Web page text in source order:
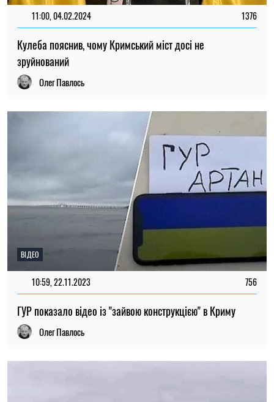
11:00, 04.02.2024 1376
Кулеба пояснив, чому Кримський міст досі не
зруйнований
Олег Павлось
ВІДЕО
10:59, 22.11.2023 756
ГУР показало відео із "зайвою конструкцією" в Криму
Олег Павлось